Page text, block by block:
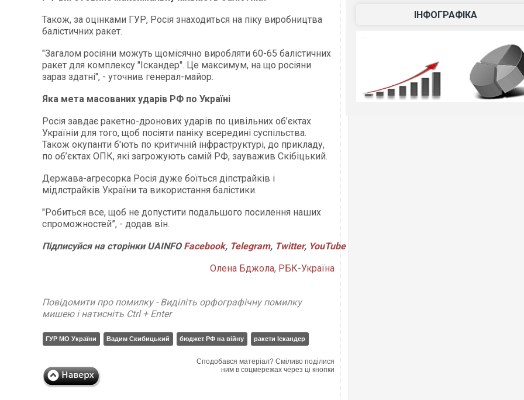
Також, за оцінками ГУР, Росія знаходиться на піку виробництва
балістичних ракет.
"Загалом росіяни можуть щомісячно виробляти 60-65 балістичних
ракет для комплексу "Іскандер". Це максимум, на що росіяни
зараз здатні", - уточнив генерал-майор.
Яка мета масованих ударів РФ по Україні
Росія завдає ракетно-дронових ударів по цивільних об’єктах
Україніи для того, щоб посіяти паніку всередині суспільства.
Також окупанти б'ють по критичній інфраструктурі, до прикладу,
по об’єктах ОПК, які загрожують самій РФ, зауважив Скібіцький.
Держава-агресорка Росія дуже боїться діпстрайків і
мідлстрайків України та використання балістики.
"Робиться все, щоб не допустити подальшого посилення наших
спроможностей”, - додав він.
ПідписуйсянасторінкиUAINFO Facebook, Telegram, Twitter, YouTube
Олена Бджола, РБК-Україна
Повідомити про помилку - Виділіть орфографічну помилку
мишею і натисніть Ctrl + Enter
ГУР МО України Вадим Скибицький бюджет РФ на війну ракети Іскандер
Сподобався матеріал? Сміливо поділися
ним в соцмережах через ці кнопки
ІНФОГРАФІКА